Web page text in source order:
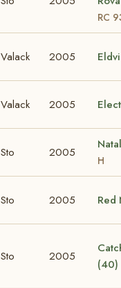
RC
Valack 2005
Valack 2005
Sto 2005
H
Sto 2005 Red
Sto 2005
(40)